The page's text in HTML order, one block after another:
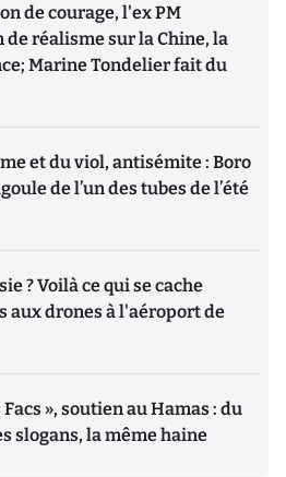
de courage, l'ex PM
réalisme sur la Chine, la
Marine Tondelier fait du
et du viol, antisémite : Boro
de l’un des tubes de l’été
? Voilà ce qui se cache
aux drones à l'aéroport de
», soutien au Hamas : du
slogans, la même haine